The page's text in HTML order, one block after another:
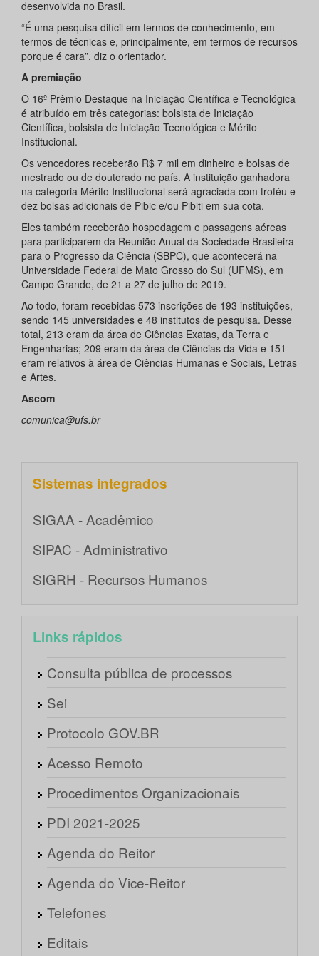
desenvolvida no Brasil.
“É uma pesquisa difícil em termos de conhecimento, em
termos de técnicas e, principalmente, em termos de recursos
porque é cara”, diz o orientador.
A premiação
O 16º Prêmio Destaque na Iniciação Científica e Tecnológica
é atribuído em três categorias: bolsista de Iniciação
Científica, bolsista de Iniciação Tecnológica e Mérito
Institucional.
Os vencedores receberão R$ 7 mil em dinheiro e bolsas de
mestrado ou de doutorado no país. A instituição ganhadora
na categoria Mérito Institucional será agraciada com troféu e
dez bolsas adicionais de Pibic e/ou Pibiti em sua cota.
Eles também receberão hospedagem e passagens aéreas
para participarem da Reunião Anual da Sociedade Brasileira
para o Progresso da Ciência (SBPC), que acontecerá na
Universidade Federal de Mato Grosso do Sul (UFMS), em
Campo Grande, de 21 a 27 de julho de 2019.
Ao todo, foram recebidas 573 inscrições de 193 instituições,
sendo 145 universidades e 48 institutos de pesquisa. Desse
total, 213 eram da área de Ciências Exatas, da Terra e
Engenharias; 209 eram da área de Ciências da Vida e 151
eram relativos à área de Ciências Humanas e Sociais, Letras
e Artes.
Ascom
comunica@ufs.br
Sistemas integrados
SIGAA - Acadêmico
SIPAC - Administrativo
SIGRH - Recursos Humanos
Links rápidos
Consulta pública de processos
Sei
Protocolo GOV.BR
Acesso Remoto
Procedimentos Organizacionais
PDI 2021-2025
Agenda do Reitor
Agenda do Vice-Reitor
Telefones
Editais